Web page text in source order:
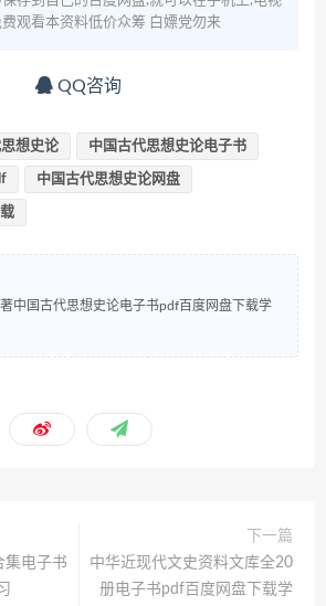
费观看本资料低价众筹 白嫖党勿来
QQ咨询
想史论 中国古代思想史论电子书
中国古代思想史论网盘
中国古代思想史论电子书pdf百度网盘下载学
集电子书
下一篇
中华近现代文史资料文库全20
册电子书pdf百度网盘下载学